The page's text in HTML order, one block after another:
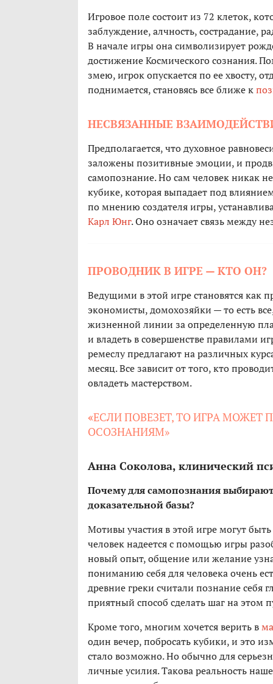
Игровое поле состоит из 72 клеток,
заблуждение, алчность, сострадание,
В начале игры она символизирует
достижение Космического сознания.
змею, игрок опускается по ее хвосту,
поднимается, становясь все ближе к
НЕСВЯЗАННЫЕ
Предполагается, что духовное
заложены позитивные эмоции, и
самопознание. Но сам человек никак
кубике, которая выпадает под
по мнению создателя игры,
Карл Юнг. Оно означает связь между
ПРОВОДНИК В ИГРЕ — КТО ОН?
Ведущими в этой игре становятся как
экономисты, домохозяйки — то есть
жизненной линии за определенную
и владеть в совершенстве правилами
ремеслу предлагают на различных
месяц. Все зависит от того, кто
овладеть мастерством.
«ЕСЛИ ПОВЕЗЕТ, ТО ИГРА
ОСОЗНАНИЯМ»
Анна Соколова, клинический
Почему для самопознания
доказательной базы?
Мотивы участия в этой игре могут
человек надеется с помощью игры
новый опыт, общение или желание
пониманию себя для человека очень
древние греки считали познание себя
приятный способ сделать шаг на этом
Кроме того, многим хочется верить в
один вечер, побросать кубики, и это
стало возможно. Но обычно для
личные усилия. Такова реальность